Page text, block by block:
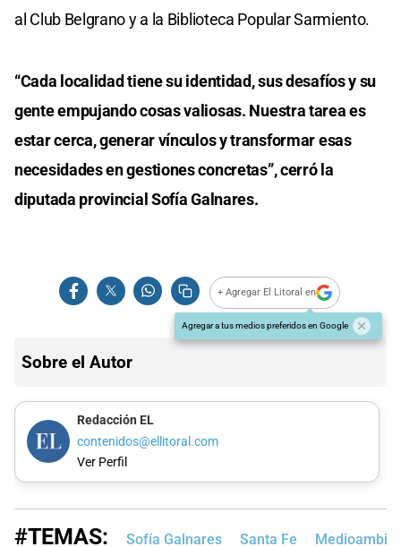
al Club Belgrano y a la Biblioteca Popular Sarmiento.
“Cada localidad tiene su identidad, sus desafíos y su
gente empujando cosas valiosas. Nuestra tarea es
estar cerca, generar vínculos y transformar esas
necesidades en gestiones concretas”, cerró la
diputada provincial Sofía Galnares.
+ Agregar El Litoral en
Agregar a tus medios preferidos en Google
Sobre el Autor
Redacción EL
contenidos@ellitoral.com
Ver Perfil
#TEMAS: Sofía Galnares Santa Fe